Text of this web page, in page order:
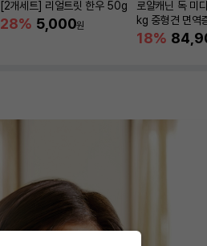
[2개세트] 리얼트릿 한우 50g
28% 5,000원
로얄캐닌 독 미
kg 중형견 면역
18%